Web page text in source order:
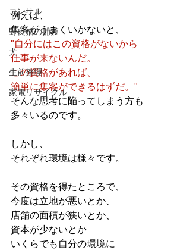
コンサル
野良猫の捕獲
犬
生前整理
家電リサイクル
例えば、
集客がうまくいかないと、
"自分にはこの資格がないから
仕事が来ないんだ。
この資格があれば、
簡単に集客ができるはずだ。"
そんな思考に陥ってしまう方も
多々いるのです。
しかし、
それぞれ環境は様々です。
その資格を得たところで、
今度は立地が悪いとか、
店舗の面積が狭いとか、
資本が少ないとか
いくらでも自分の環境に